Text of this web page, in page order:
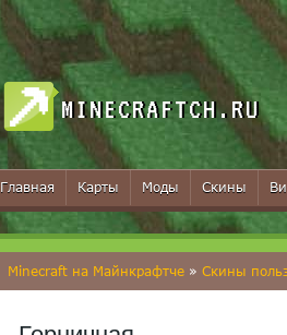
MINECRAFTCH.RU
Главная Карты Моды Скины
Minecraft на Майнкрафтче » Скины